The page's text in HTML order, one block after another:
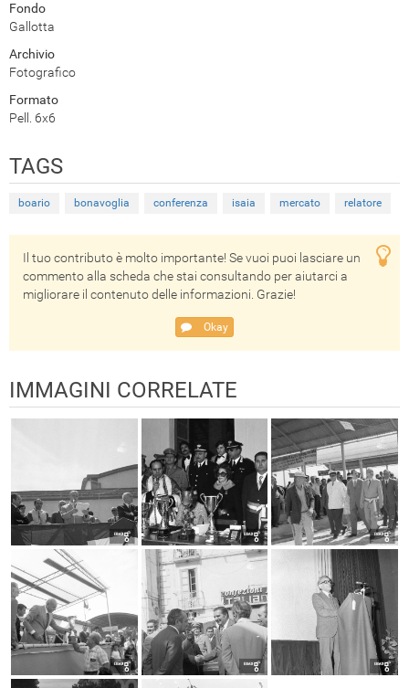
Fondo
Gallotta
Archivio
Fotografico
Formato
Pell. 6x6
TAGS
boario bonavoglia conferenza isaia mercato relatore
Il tuo contributo è molto importante! Se vuoi puoi lasciare un
commento alla scheda che stai consultando per aiutarci a
migliorare il contenuto delle informazioni. Grazie!
Okay
IMMAGINI CORRELATE